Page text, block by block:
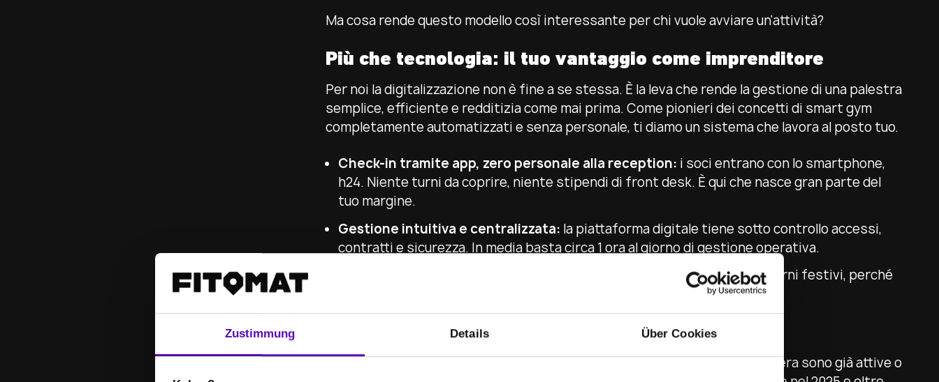
Zustimmung Details Über Cookies
Ma cosa rende questo modello così interessante per chi vuole avviare un'attività?
Più che tecnologia: il tuo vantaggio come imprenditore
Per noi la digitalizzazione non è fine a se stessa. È la leva che rende la gestione di una palestra
semplice, efficiente e redditizia come mai prima. Come pionieri dei concetti di smart gym
completamente automatizzati e senza personale, ti diamo un sistema che lavora al posto tuo.
Check-in tramite app, zero personale alla reception: i soci entrano con lo smartphone,
h24. Niente turni da coprire, niente stipendi di front desk. È qui che nasce gran parte del
tuo margine.
Gestione intuitiva e centralizzata: la piattaforma digitale tiene sotto controllo accessi,
contratti e sicurezza. In media basta circa 1 ora al giorno di gestione operativa.
la tua palestra genera valore anche di notte e nei giorni festivi, perché
Un sistema collaudato che ora cresce in Europa
Che il modello funzioni lo dimostrano i numeri. In Germania, Austria e Svizzera sono già attive o